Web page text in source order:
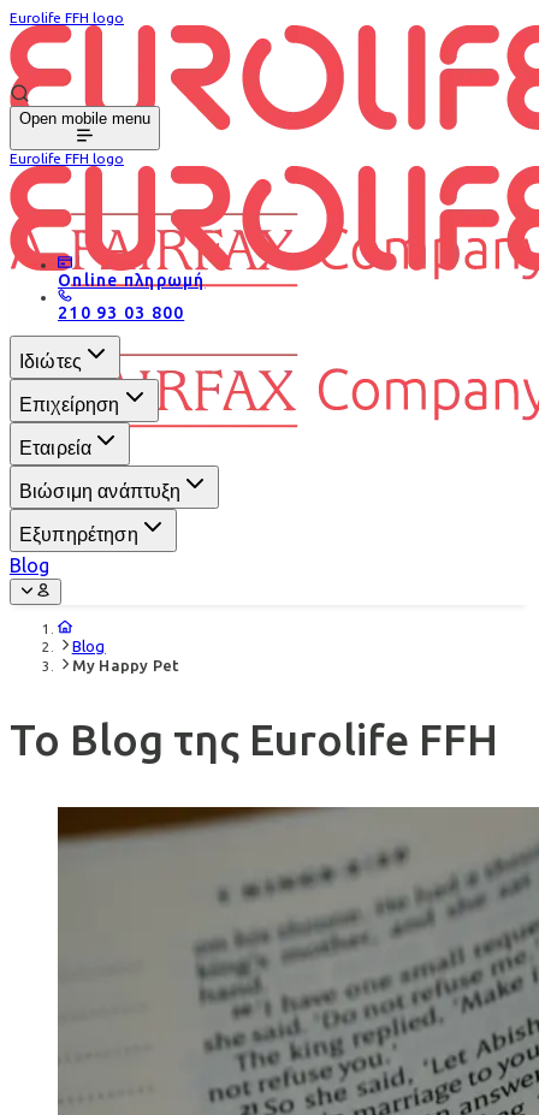
Eurolife FFH logo
Open mobile menu
Eurolife FFH logo
Online πληρωμή
210 93 03 800
Ιδιώτες
Επιχείρηση
Εταιρεία
Βιώσιμη ανάπτυξη
Εξυπηρέτηση
Blog
Blog
My Happy Pet
Το Blog της Eurolife FFH